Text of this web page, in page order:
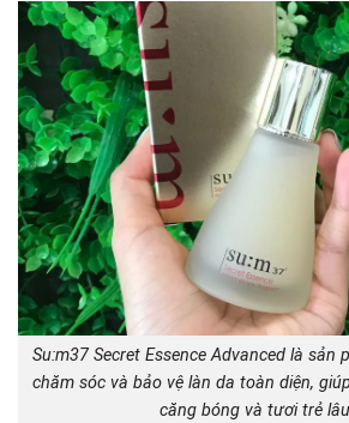
Su:m37 Secret Essence Advanced là sản
chăm sóc và bảo vệ làn da toàn diện,
căng bóng và tươi trẻ